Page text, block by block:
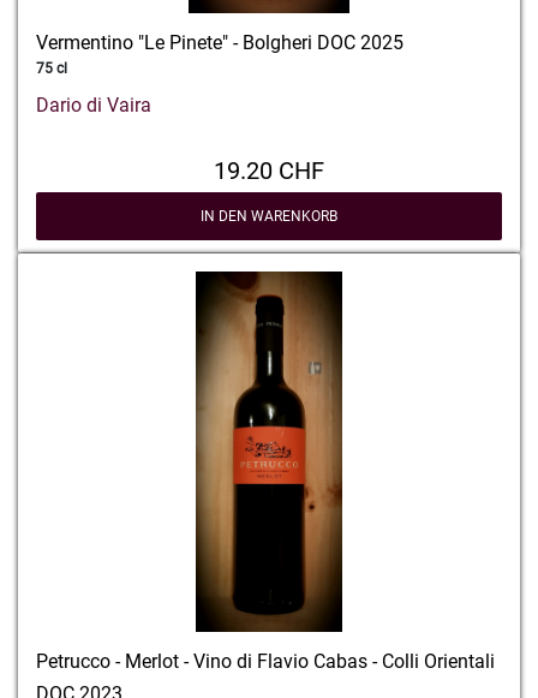
Vermentino "Le Pinete" - Bolgheri DOC 2025
75 cl
Dario di Vaira
19.20 CHF
IN DEN WARENKORB
Petrucco - Merlot - Vino di Flavio Cabas - Colli Orientali